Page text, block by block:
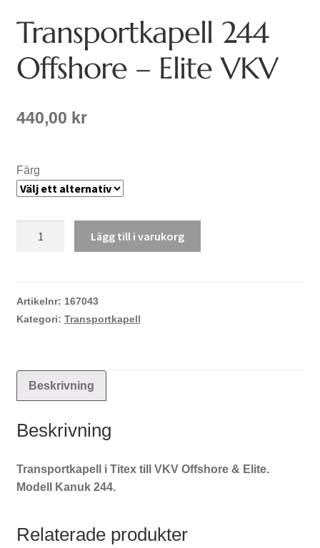
Transportkapell 244
Offshore – Elite VKV
440,00 kr
Färg
Elite
VKV
Lägg till i varukorg
Artikelnr: 167043
Kategori: Transportkapell
Beskrivning
Beskrivning
Transportkapell i Titex till VKV Offshore & Elite.
Modell Kanuk 244.
Relaterade produkter